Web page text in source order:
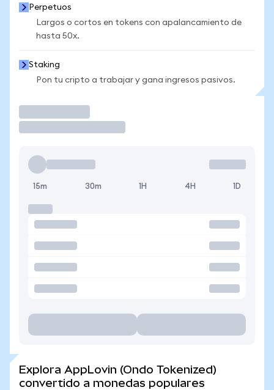
Perpetuos
Largos o cortos en tokens con apalancamiento de
hasta 50x.
Staking
Pon tu cripto a trabajar y gana ingresos pasivos.
15m 30m 1H 4H 1D
Explora AppLovin (Ondo Tokenized)
convertido a monedas populares